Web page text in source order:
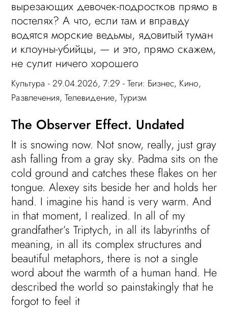
вырезающих девочек-подростков прямо в
постелях? А что, если там и вправду
водятся морские ведьмы, ядовитый туман
и клоуны-убийцы, — и это, прямо скажем,
не сулит ничего хорошего
Культура - 29.04.2026, 7:29 - Теги: Бизнес, Кино,
Развлечения,Телевидение,Туризм
The Observer Effect. Undated
It is snowing now. Not snow, really, just gray
ash falling from a gray sky. Padma sits on the
cold ground and catches these flakes on her
tongue. Alexey sits beside her and holds her
hand. I imagine his hand is very warm. And
in that moment, I realized. In all of my
grandfather’s Triptych, in all its labyrinths of
meaning, in all its complex structures and
beautiful metaphors, there is not a single
word about the warmth of a human hand. He
described the world so painstakingly that he
forgot to feel it